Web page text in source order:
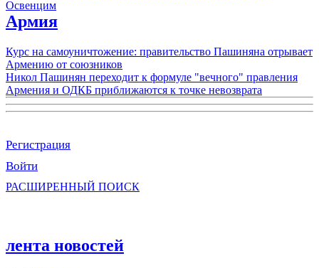
Освенцим
Армия
Курс на самоуничтожение: правительство Пашиняна отрывает
Армению от союзников
Никол Пашинян переходит к формуле "вечного" правления
Армения и ОДКБ приближаются к точке невозврата
Регистрация
Войти
РАСШИРЕННЫЙ ПОИСК
лента новостей